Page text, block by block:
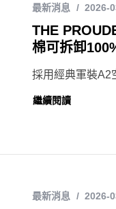
最新消息 2026-
THE
棉可拆卸
採用經典軍裝A2
繼續閱讀
最新消息 2026-